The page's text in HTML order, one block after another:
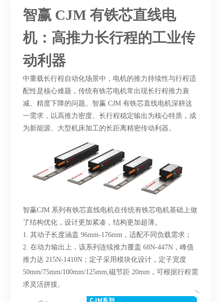
智赢 CJM 有铁芯直线电
机：高推力长行程的工业传
动利器
中重载长行程自动化场景中，电机的推力持续性与行程适
配性是核心难题，传统有铁芯电机常出现长行程推力衰
减、精度下降的问题。智赢 CJM 有铁芯直线电机深耕这
一需求，以高推力密度、长行程稳定输出为核心特质，成
为新能源、大型机床加工的长距离精密传动利器。
智赢CJM 系列有铁芯直线电机在传统有铁芯电机基础上做
了结构优化，设计更加紧凑，结构更加超薄。
1.其动子长度涵盖 96mm-176mm，适配不同负载需求；
2.在动力输出上，该系列连续推力覆盖 68N-447N，峰值
推力达 215N-1410N；定子采用模块化设计，定子宽度
50mm/75mm/100mm/125mm,磁节距 20mm，可根据行程需
求灵活拼接。